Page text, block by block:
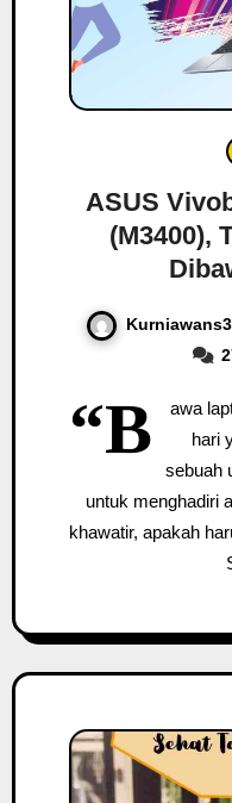
ASUS
(M3400),
“B
awa
hari
sebuah
untuk menghadiri
khawatir, apakah